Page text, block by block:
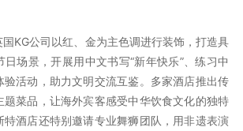
KG公司以红、金为主色调进行装饰，打造具
场景，开展用中文书写“新年快乐”、练习中
验活动，助力文明交流互鉴。多家酒店推出传
题菜品，让海外宾客感受中华饮食文化的独特
特酒店还特别邀请专业舞狮团队，用非遗表演